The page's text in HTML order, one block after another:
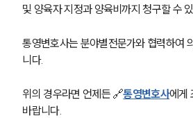
및 양육자 지정과 양육비까지 청구할 수
통영변호사는 분야별전문가와 협력하여
니다.
위의 경우라면 언제든 🔗통영변호사에게
바랍니다.